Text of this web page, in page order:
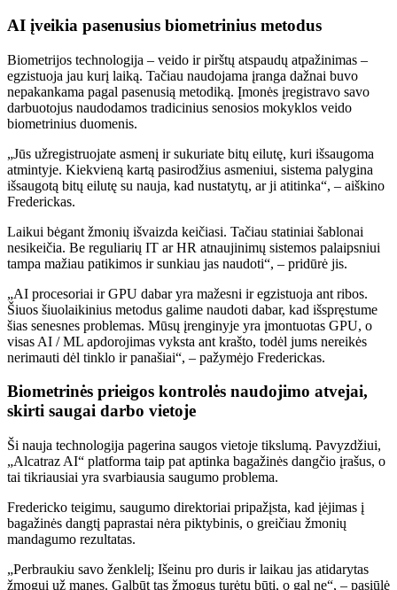
AI įveikia pasenusius biometrinius metodus
Biometrijos technologija – veido ir pirštų atspaudų atpažinimas –
egzistuoja jau kurį laiką. Tačiau naudojama įranga dažnai buvo
nepakankama pagal pasenusią metodiką. Įmonės įregistravo savo
darbuotojus naudodamos tradicinius senosios mokyklos veido
biometrinius duomenis.
„Jūs užregistruojate asmenį ir sukuriate bitų eilutę, kuri išsaugoma
atmintyje. Kiekvieną kartą pasirodžius asmeniui, sistema palygina
išsaugotą bitų eilutę su nauja, kad nustatytų, ar ji atitinka“, – aiškino
Frederickas.
Laikui bėgant žmonių išvaizda keičiasi. Tačiau statiniai šablonai
nesikeičia. Be reguliarių IT ar HR atnaujinimų sistemos palaipsniui
tampa mažiau patikimos ir sunkiau jas naudoti“, – pridūrė jis.
„AI procesoriai ir GPU dabar yra mažesni ir egzistuoja ant ribos.
Šiuos šiuolaikinius metodus galime naudoti dabar, kad išspręstume
šias senesnes problemas. Mūsų įrenginyje yra įmontuotas GPU, o
visas AI / ML apdorojimas vyksta ant krašto, todėl jums nereikės
nerimauti dėl tinklo ir panašiai“, – pažymėjo Frederickas.
Biometrinės prieigos kontrolės naudojimo atvejai,
skirti saugai darbo vietoje
Ši nauja technologija pagerina saugos vietoje tikslumą. Pavyzdžiui,
„Alcatraz AI“ platforma taip pat aptinka bagažinės dangčio įrašus, o
tai tikriausiai yra svarbiausia saugumo problema.
Fredericko teigimu, saugumo direktoriai pripažįsta, kad įėjimas į
bagažinės dangtį paprastai nėra piktybinis, o greičiau žmonių
mandagumo rezultatas.
„Perbraukiu savo ženklelį; Išeinu pro duris ir laikau jas atidarytas
žmogui už manęs. Galbūt tas žmogus turėtų būti, o gal ne“, – pasiūlė